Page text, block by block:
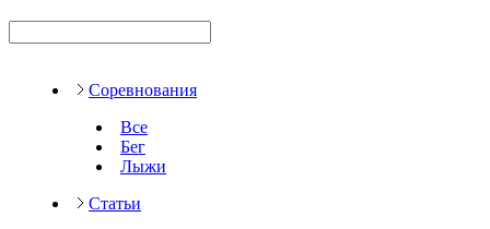
Соревнования
Все
Бег
Лыжи
Статьи